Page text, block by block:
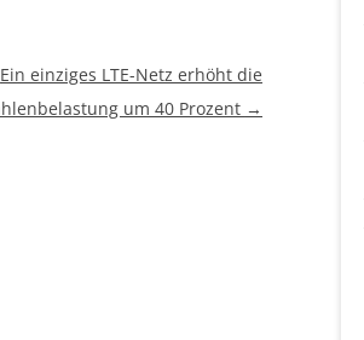
Ein einziges LTE-Netz erhöht die
um 40 Prozent →